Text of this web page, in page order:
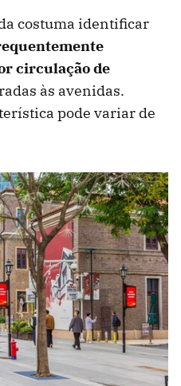
costuma identificar
circulação de
às avenidas.
pode variar de